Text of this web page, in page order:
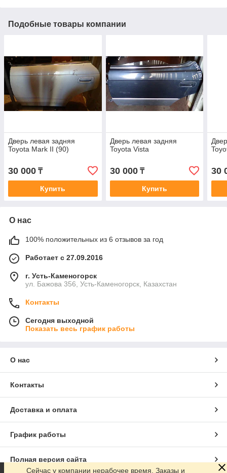
Подобные товары компании
Дверь левая задняя
Toyota Mark II (90)
30 000 ₸
Купить
Дверь левая задняя
Toyota Vista
30 000₸
Купить
30
О нас
100% положительных из 6 отзывов за год
Работает с 27.09.2016
г. Усть-Каменогорск
ул. Бажова 356, Усть-Каменогорск, Казахстан
Контакты
Сегодня выходной
Показать весь график работы
О нас
Контакты
Доставка и оплата
График работы
Полная версия сайта
Сейчас у компании нерабочее время. Заказы и